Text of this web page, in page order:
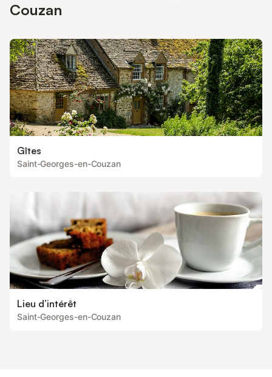
Couzan
Gîtes
Saint-Georges-en-Couzan
Lieu d’intérêt
Saint-Georges-en-Couzan